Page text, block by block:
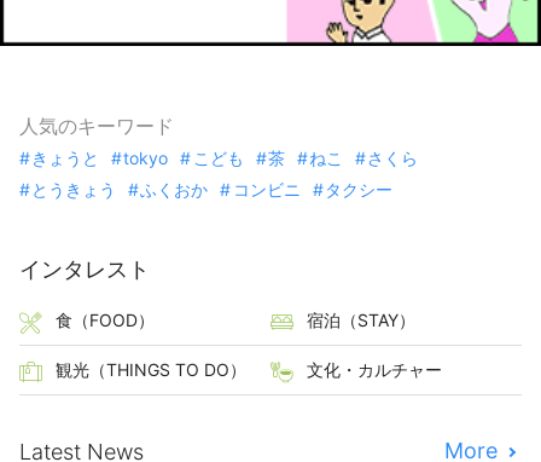
人気のキーワード
きょうと tokyo こども 茶 ねこ
さくら
とうきょう
ふくおか コンビニ タクシー
インタレスト
食（FOOD） 宿泊（STAY）
観光（THINGS TO DO） 文化・カルチャー
Latest News More